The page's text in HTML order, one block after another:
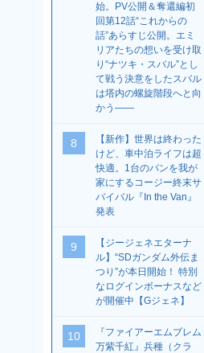
始。PV公開＆奪還編初
回第12話“これからの
話”あらすじ公開。エミ
リアたちの想いを受け取
り“ナツキ・スバル”とし
て戦う決意をしたスバル
は塔内の螺旋階段へと向
かう――
8
【新作】世界は終わった
けど、車中泊ライフは超
快適。1台のバンを我が
家にするコージー終末サ
バイバル『In the Van』
発表
9
【ジージェネエターナ
ル】“SDガンダム外伝ま
つり”が本日開始！ 特別
なログインボーナスなど
が開催中【Gジェネ】
10
『ファイアーエムブレム
万紫千紅』兵種（クラ